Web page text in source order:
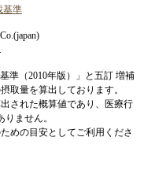
基準
準（2010年版）」と五訂 増補
取量を算出しております。
された概算値であり、医療行
ません。
めの目安としてご利用くださ